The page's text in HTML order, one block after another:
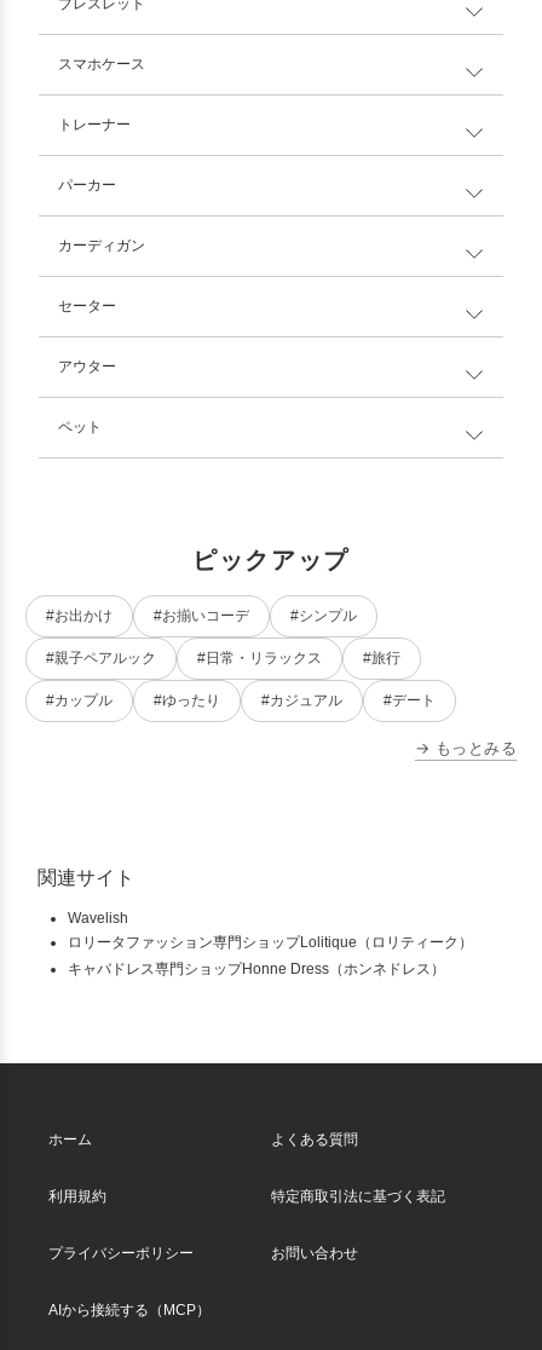
ブレスレット
スマホケース
トレーナー
パーカー
カーディガン
セーター
アウター
ペット
ピックアップ
#お出かけ #お揃いコーデ #シンプル
#親子ペアルック #日常・リラックス #旅行
#カップル #ゆったり #カジュアル #デート
→ もっとみる
関連サイト
Wavelish
ロリータファッション専門ショップLolitique（ロリティーク）
キャバドレス専門ショップHonne Dress（ホンネドレス）
ホーム よくある質問
利用規約 特定商取引法に基づく表記
プライバシーポリシー お問い合わせ
AIから接続する（MCP）